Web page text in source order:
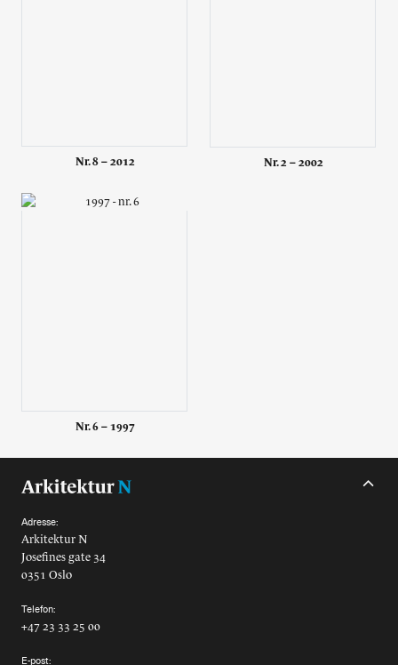
Nr. 8 – 2012 Nr. 2 – 2002
Nr. 6 – 1997
Adresse:
Arkitektur N
Josefines gate 34
0351 Oslo
Telefon:
+47 23 33 25 00
E-post: